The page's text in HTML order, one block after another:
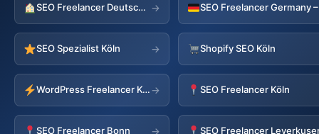
SEO Freelancer Deutschland →
SEO Spezialist Köln → Shopify SEO Köln
WordPress Freelancer Köln→ SEO Freelancer Köln
SEO Freelancer Bonn → SEO Freelancer